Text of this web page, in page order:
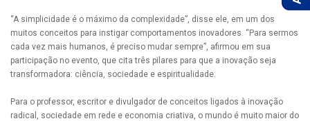
“A simplicidade é o máximo da complexidade”, disse ele, em um dos
muitos conceitos para instigar comportamentos inovadores. “Para sermos
cada vez mais humanos, é preciso mudar sempre”, afirmou em sua
participação no evento, que cita três pilares para que a inovação seja
transformadora: ciência, sociedade e espiritualidade.
Para o professor, escritor e divulgador de conceitos ligados à inovação
radical, sociedade em rede e economia criativa, o mundo é muito maior do